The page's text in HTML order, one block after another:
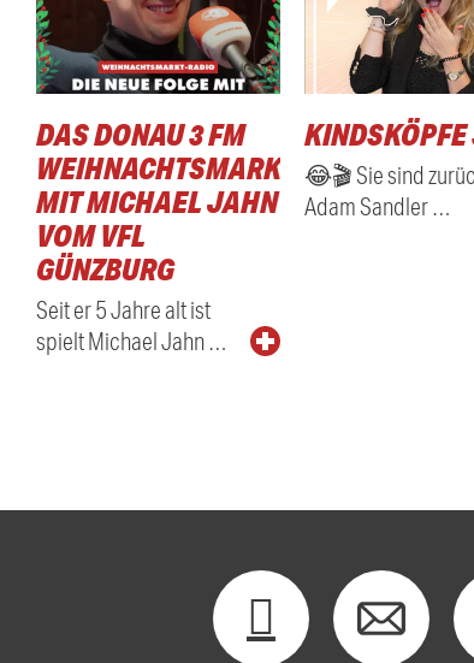
DAS DONAU 3 FM
WEIHNACHTSMARKTRADIO
MIT MICHAEL JAHN
VOM VFL
GÜNZBURG
Seit er 5 Jahre alt ist
spielt Michael Jahn …
KINDSKÖPFE
😂🎬 Sie sind
Adam Sandler …